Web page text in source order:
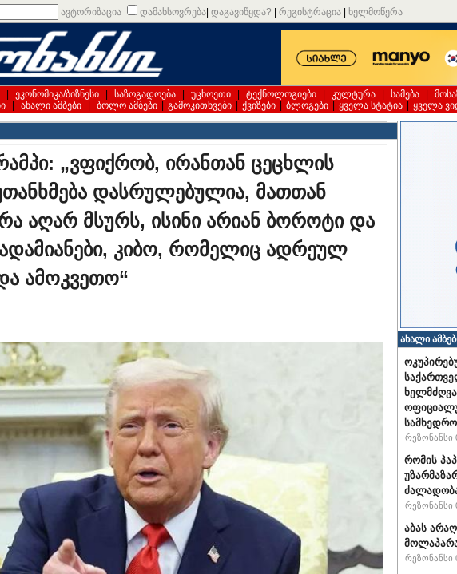
ავტორიზაცია დამახსოვრება დაგავიწყდა? რეგისტრაცია ხელმოწერა
ეკონომიკა/ბიზნესი საზოგადოება უცხოეთი ტექნოლოგიები კულტურა სამება
ახალი ამბები ბოლო ამბები გამოკითხვები ქვიზები ბლოგები ყველა სტატია ყველა
„ვფიქრობ, ირანთან ცეცხლის
დასრულებულია, მათთან
აღარ მსურს, ისინი არიან ბოროტი და
კიბო, რომელიც ადრეულ
ამოკვეთო“
ახალი
რეზონანსი
რომის
რეზონანსი
აბას
რეზონანსი